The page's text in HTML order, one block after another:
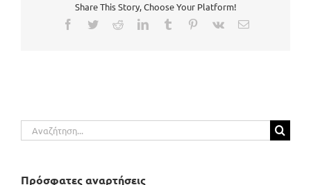
Share This Story, Choose Your Platform!
Facebook
TwitterRedditLinkedInTumblr Pinterest
Vk Email
Αναζήτηση
για:
Πρόσφατες αναρτήσεις